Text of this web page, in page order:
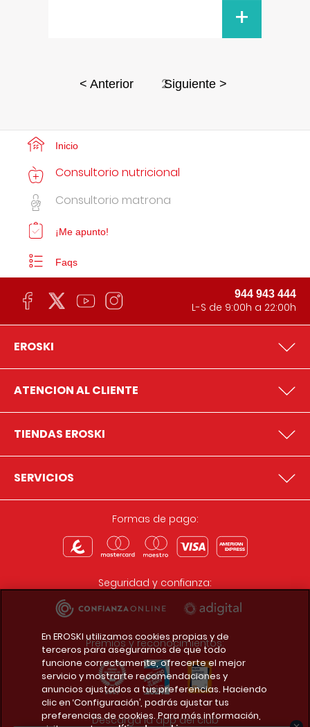
+
< Anterior 2Siguiente >
Inicio
Consultorio nutricional
Consultorio matrona
¡Me apunto!
Faqs
944 943 444
L-S de 9:00h a 22:00h
EROSKI
ATENCION AL CLIENTE
TIENDAS EROSKI
SERVICIOS
Formas de pago:
Seguridad y confianza:
Premios y reconocimientos:
Descarga la app del club
En EROSKI utilizamos cookies propias y de
terceros para asegurarnos de que todo
funcione correctamente, ofrecerte el mejor
servicio y mostrarte recomendaciones y
anuncios ajustados a tus preferencias. Haciendo
clic en ‘Configuración’, podrás ajustar tus
preferencias de cookies. Para más información,